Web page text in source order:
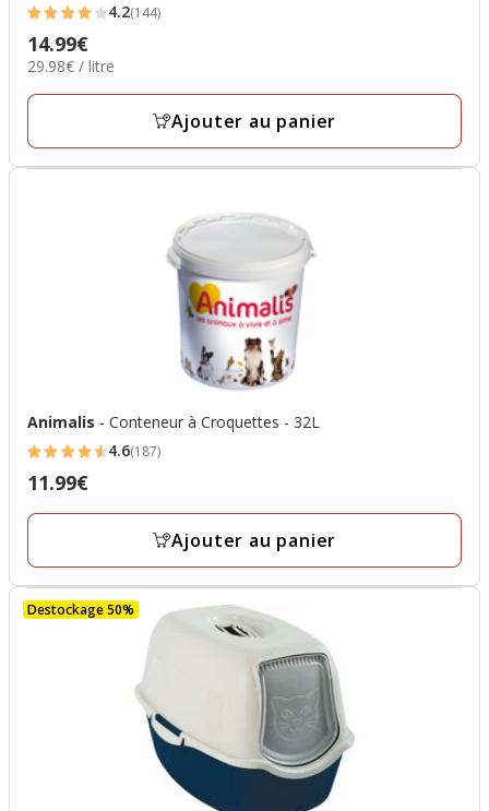
4.2
étoiles
avec
144
4.2(144)
Prix
14.99€
14.99€
29.98€
Litre
29.98€ / litre
Ajouter au panier
Animalis - Conteneur à Croquettes - 32L
4.6
étoiles
avec
avis
4.6(187)
Prix
11.99€
Ajouter au panier
Destockage 50%